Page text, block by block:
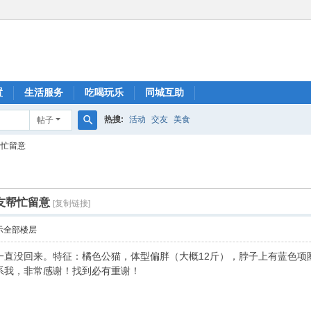
生活服务 吃喝玩乐 同城互助
帖子 热搜: 活动 交友 美食
留意
帮忙留意 [复制链接]
全部楼层
没回来。特征：橘色公猫，体型偏胖（大概12斤），脖子上有蓝色
，非常感谢！找到必有重谢！